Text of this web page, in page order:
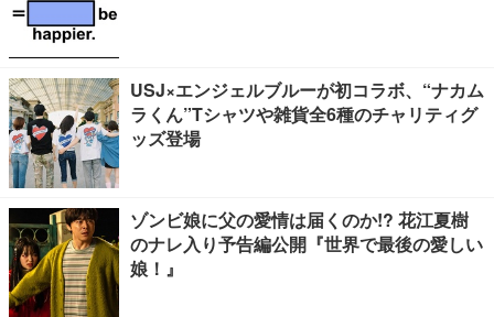
USJ×エンジェルブルーが初コラボ、“ナカム
ラくん”Tシャツや雑貨全6種のチャリティグ
ッズ登場
ゾンビ娘に父の愛情は届くのか!? 花江夏樹
のナレ入り予告編公開『世界で最後の愛しい
娘！』